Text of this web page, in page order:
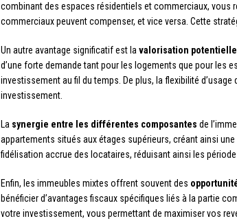
combinant des espaces résidentiels et commerciaux, vous
commerciaux peuvent compenser, et vice versa. Cette
Un autre avantage significatif est la valorisation potentielle
d’une forte demande tant pour les logements que pour les
investissement au fil du temps. De plus, la flexibilité
investissement.
La synergie entre les différentes composantes de
appartements situés aux étages supérieurs, créant ainsi
fidélisation accrue des locataires, réduisant ainsi les
Enfin, les immeubles mixtes offrent souvent des
bénéficier d’avantages fiscaux spécifiques liés à la partie
votre investissement, vous permettant de maximiser vos